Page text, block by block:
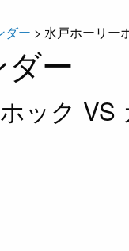
ダー > 水戸ホーリー
ー
ック VS